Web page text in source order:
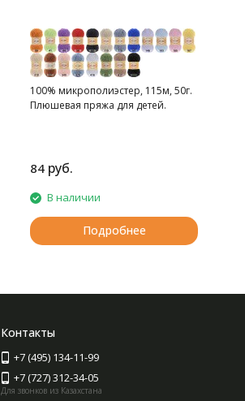
100% микрополиэстер, 115м, 50г.
Плюшевая пряжа для детей.
84 руб.
В наличии
Подробнее
Контакты
+7 (495) 134-11-99
+7 (727) 312-34-05
Для звонков из Казахстана